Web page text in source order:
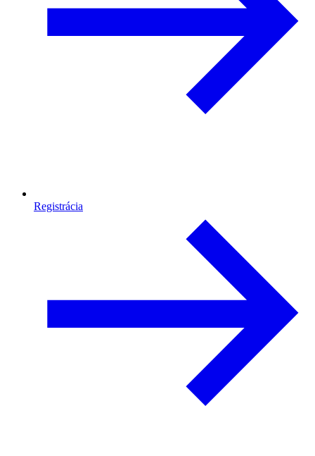
Registrácia